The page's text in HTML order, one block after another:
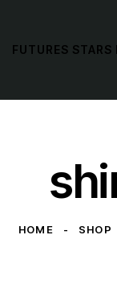
FUTURES STARS
HOME SHOP